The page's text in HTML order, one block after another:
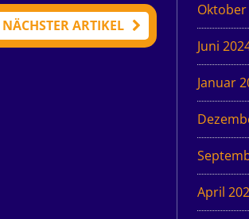
NÄCHSTER ARTIKEL
Oktober
Juni
Januar
April